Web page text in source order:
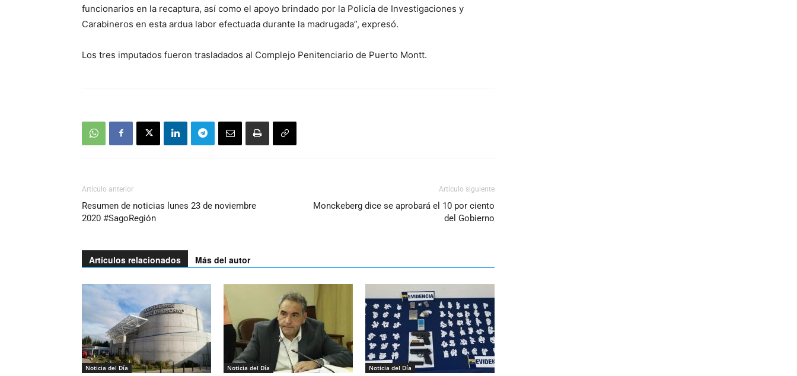
funcionarios en la recaptura, así como el apoyo brindado por la Policía de Investigaciones y
Carabineros en esta ardua labor efectuada durante la madrugada”, expresó.
Los tres imputados fueron trasladados al Complejo Penitenciario de Puerto Montt.
Artículo anterior
Resumen de noticias lunes 23 de noviembre
2020 #SagoRegión
Artículo siguiente
Monckeberg dice se aprobará el 10 por ciento
del Gobierno
Artículos relacionados Más del autor
Noticia del Día Noticia del Día Noticia del Día